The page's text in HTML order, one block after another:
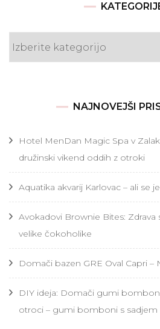
NAJNOVEJŠI
Hotel MenDan Magic Spa v
družinski vikend oddih z otroki
Aquatika akvarij Karlovac – ali se
Avokadovi Brownie Bites: Zdrava
velike čokoholike
Domači bazen GRE Oval Capri
DIY ideja: Domači gumi
otroci – gumi bomboni s sadjem